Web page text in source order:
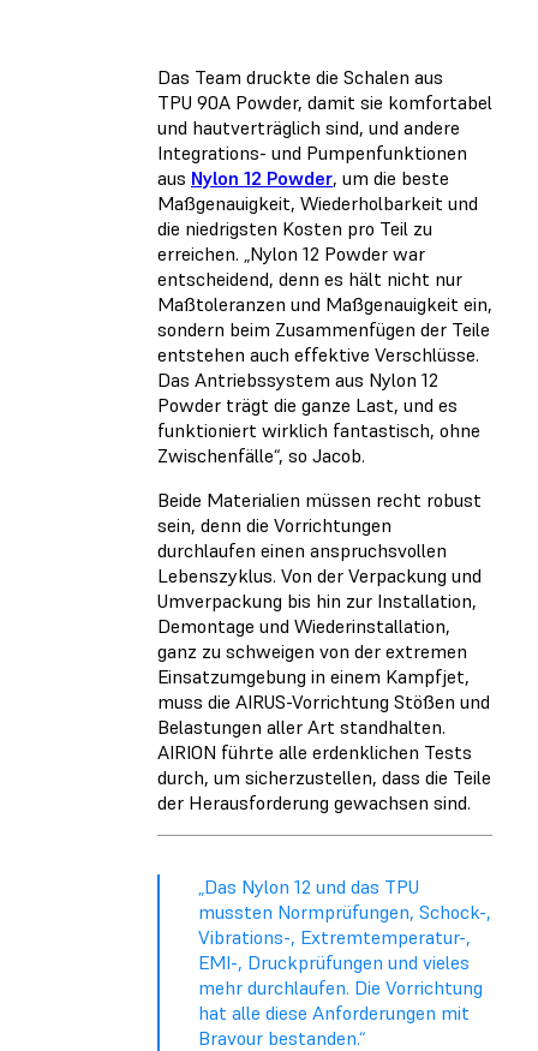
Das Team druckte die Schalen aus
TPU 90A Powder, damit sie komfortabel
und hautverträglich sind, und andere
Integrations- und Pumpenfunktionen
aus Nylon 12 Powder, um die beste
Maßgenauigkeit, Wiederholbarkeit und
die niedrigsten Kosten pro Teil zu
erreichen. „Nylon 12 Powder war
entscheidend, denn es hält nicht nur
Maßtoleranzen und Maßgenauigkeit ein,
sondern beim Zusammenfügen der Teile
entstehen auch effektive Verschlüsse.
Das Antriebssystem aus Nylon 12
Powder trägt die ganze Last, und es
funktioniert wirklich fantastisch, ohne
Zwischenfälle“, so Jacob.
Beide Materialien müssen recht robust
sein, denn die Vorrichtungen
durchlaufen einen anspruchsvollen
Lebenszyklus. Von der Verpackung und
Umverpackung bis hin zur Installation,
Demontage und Wiederinstallation,
ganz zu schweigen von der extremen
Einsatzumgebung in einem Kampfjet,
muss die AIRUS-Vorrichtung Stößen und
Belastungen aller Art standhalten.
AIRION führte alle erdenklichen Tests
durch, um sicherzustellen, dass die Teile
der Herausforderung gewachsen sind.
„Das Nylon 12 und das TPU
mussten Normprüfungen, Schock-,
Vibrations-, Extremtemperatur-,
EMI-, Druckprüfungen und vieles
mehr durchlaufen. Die Vorrichtung
hat alle diese Anforderungen mit
Bravour bestanden.“